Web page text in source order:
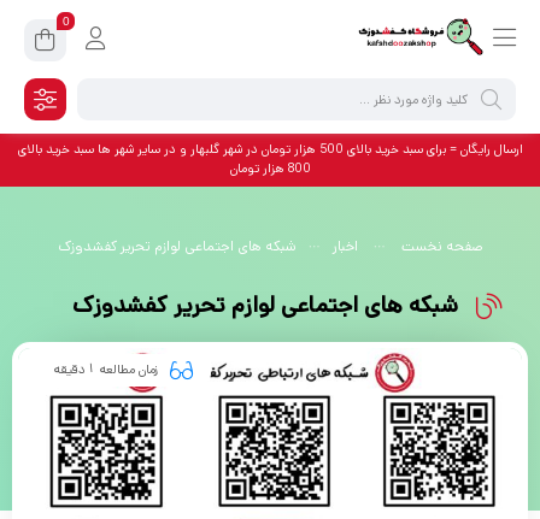
0
ارسال رایگان = برای سبد خرید بالای 500 هزار تومان در شهر گلبهار و در سایر شهر ها سبد خرید بالای
800 هزار تومان
صفحه نخست اخبار شبکه های اجتماعی لوازم تحریر کفشدوزک
شبکه های اجتماعی لوازم تحریر کفشدوزک
زمان مطالعه 1 دقیقه